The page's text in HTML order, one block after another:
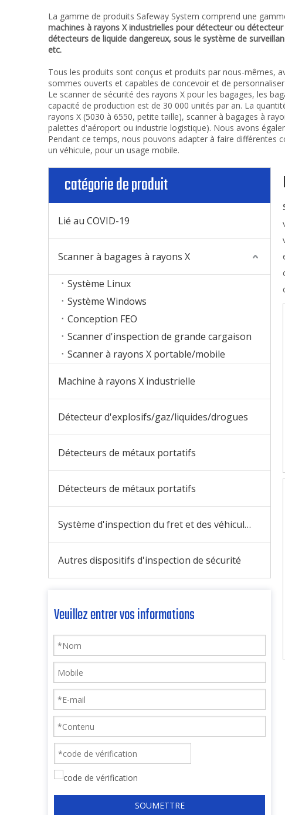
La gamme de produits Safeway System comprend une
machines à rayons X industrielles pour détecteur ou
détecteurs de liquide dangereux, sous le système de
etc.
Tous les produits sont conçus et produits par nous-mêmes,
sommes ouverts et capables de concevoir et de
Le scanner de sécurité des rayons X pour les bagages, les
capacité de production est de 30 000 unités par an. La
rayons X (5030 à 6550, petite taille), scanner à bagages à
palettes d'aéroport ou industrie logistique). Nous avons
Pendant ce temps, nous pouvons adapter à faire différentes
un véhicule, pour un usage mobile.
catégorie de produit
Lié au COVID-19
Scanner à bagages à rayons X
Système Linux
Système Windows
Conception FEO
Scanner d'inspection de grande cargaison
Scanner à rayons X portable/mobile
Machine à rayons X industrielle
Détecteur d'explosifs/gaz/liquides/drogues
Détecteurs de métaux portatifs
Détecteurs de métaux portatifs
Système d'inspection du fret et des véhicules
Autres dispositifs d'inspection de sécurité
Veuillez entrer vos informations
SOUMETTRE